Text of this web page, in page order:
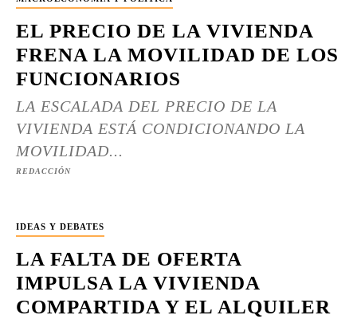
EL PRECIO DE LA VIVIENDA
FRENA LA MOVILIDAD DE LOS
FUNCIONARIOS
LA ESCALADA DEL PRECIO DE LA
VIVIENDA ESTÁ CONDICIONANDO LA
MOVILIDAD...
REDACCIÓN
IDEAS Y DEBATES
LA FALTA DE OFERTA
IMPULSA LA VIVIENDA
COMPARTIDA Y EL ALQUILER